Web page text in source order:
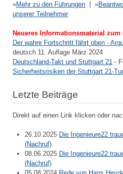
»Mehr zu den Führungen | »
unserer Teilnehmer
Neueres Informationsmaterial zum
Der wahre Fortschritt fährt oben -
deutsch 11. Auflage März 2024
Deutschland-Takt und Stuttgart 21 -
Sicherheitsrisiken der Stuttgart 21-
Letzte Beiträge
Direkt auf einen Link klicken oder
26.10.2025 Die Ingenieure22
(Nachruf)
08.06.2025 Die Ingenieure22
(Nachruf)